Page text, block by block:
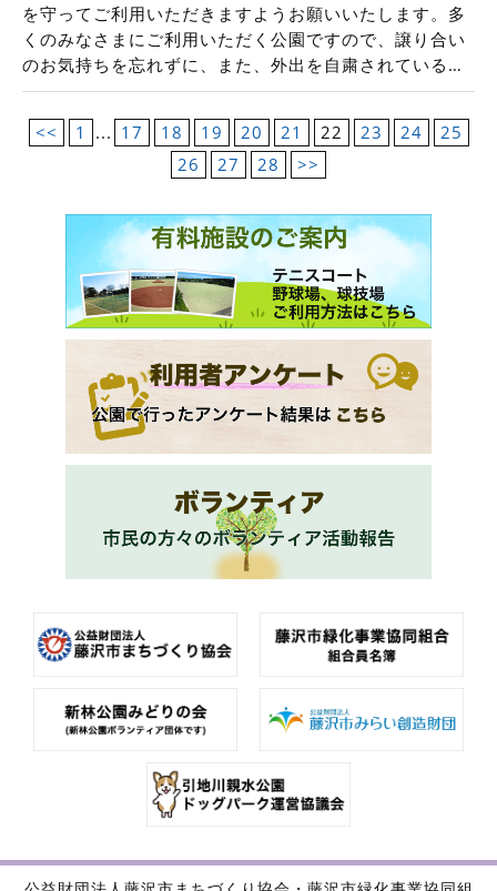
を守ってご利用いただきますようお願いいたします。多
くのみなさまにご利用いただく公園ですので、譲り合い
のお気持ちを忘れずに、また、外出を自粛されている…
<< 1 ... 17 18 19 20 21 22 23 24
25
26
27 28 >>